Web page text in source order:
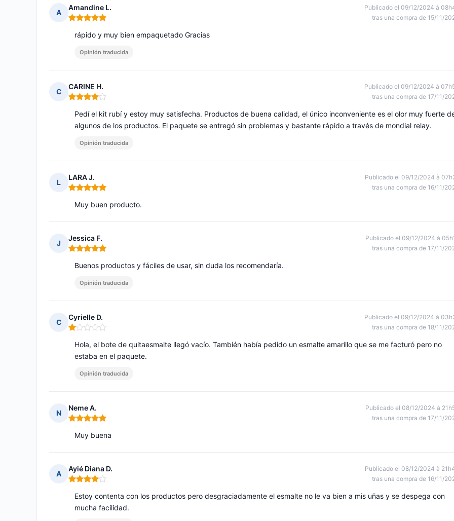
A
Amandine L.
Nota: 5 de 5
Publicado el 09/12/2024 à
tras una compra de 15/11/
rápido y muy bien empaquetado Gracias
Opinión traducida
C
CARINE H.
Nota: 4 de 5
Publicado el 09/12/2024 à
tras una compra de 17/11/
Pedí el kit rubí y estoy muy satisfecha. Productos de buena calidad, el único inconveniente es el olor muy fuerte
algunos de los productos. El paquete se entregó sin problemas y bastante rápido a través de mondial relay.
Opinión traducida
L
LARA J.
Nota: 5 de 5
Publicado el 09/12/2024 à
tras una compra de 16/11/
Muy buen producto.
J
Jessica F.
Nota: 5 de 5
Publicado el 09/12/2024 à
tras una compra de 17/11/
Buenos productos y fáciles de usar, sin duda los recomendaría.
Opinión traducida
C
Cyrielle D.
Nota: 1 de 5
Publicado el 09/12/2024 à
tras una compra de 18/11/
Hola, el bote de quitaesmalte llegó vacío. También había pedido un esmalte amarillo que se me facturó pero no
estaba en el paquete.
Opinión traducida
N
Neme A.
Nota: 5 de 5
Publicado el 08/12/2024 à
tras una compra de 17/11/
Muy buena
A
Ayié Diana D.
Nota: 4 de 5
Publicado el 08/12/2024 à
tras una compra de 16/11/
Estoy contenta con los productos pero desgraciadamente el esmalte no le va bien a mis uñas y se despega con
mucha facilidad.